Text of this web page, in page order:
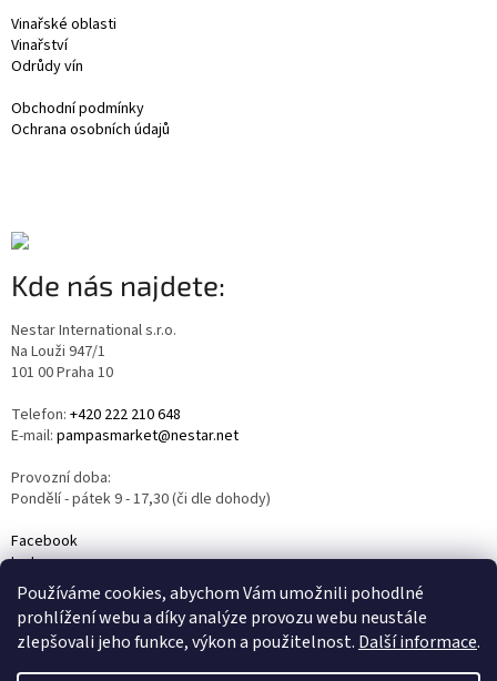
Používáme cookies, abychom Vám umožnili pohodlné
prohlížení webu a díky analýze provozu webu neustále
zlepšovali jeho funkce, výkon a použitelnost. Další informace.
Vinařské oblasti
Vinařství
Odrůdy vín
Obchodní podmínky
Ochrana osobních údajů
Kde nás najdete:
Nestar International s.r.o.
Na Louži 947/1
101 00 Praha 10
Telefon: +420 222 210 648
E-mail: pampasmarket@nestar.net
Provozní doba:
Pondělí - pátek 9 - 17,30 (či dle dohody)
Facebook
Instagram
YouTube